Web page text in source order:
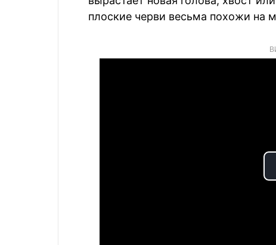
плоские черви весьма похожи на